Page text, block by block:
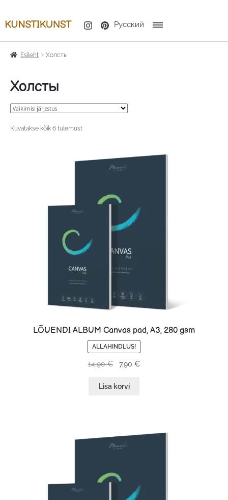
Русский
Esileht Холсты
Холсты
Kuvatakse kõik 6 tulemust
LÕUENDI ALBUM Canvas pad, A3, 280 gsm
ALLAHINDLUS!
14,90€ 7,90€
Lisa korvi